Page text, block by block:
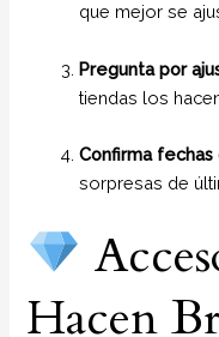
que mejor se
Pregunta por
tiendas los
Confirma
sorpresas de
Hacen